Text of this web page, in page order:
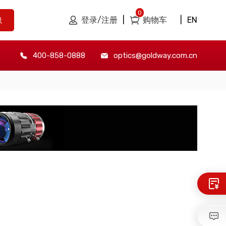
登录/注册 购物车
0
EN
400-858-0888 optics@goldway.com.cn